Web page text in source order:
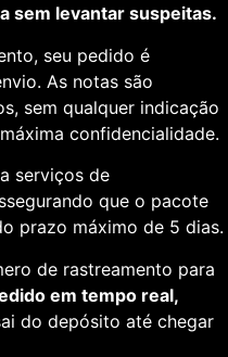
sem levantar suspeitas.
seu pedido é
As notas são
sem qualquer indicação
confidencialidade.
serviços de
que o pacote
prazo máximo de 5 dias.
de rastreamento para
em tempo real,
do depósito até chegar